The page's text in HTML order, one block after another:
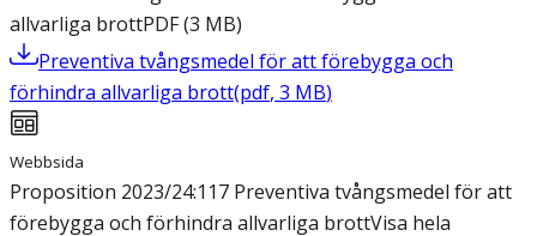
allvarliga brottPDF(3 MB)
Preventiva tvångsmedel för att förebygga och
förhindra allvarliga brott(pdf, 3 MB)
Webbsida
Proposition 2023/24:117 Preventiva tvångsmedel för att
förebygga och förhindra allvarliga brottVisa hela